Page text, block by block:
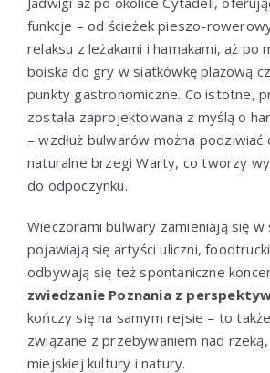
funkcje – od ścieżek pieszo-
relaksu z leżakami i hamakami, aż po
boiska do gry w siatkówkę plażową
punkty gastronomiczne. Co istotne,
została zaprojektowana z myślą o
– wzdłuż bulwarów można podziwiać
naturalne brzegi Warty, co tworzy
do odpoczynku.
Wieczorami bulwary zamieniają się
pojawiają się artyści uliczni,
odbywają się też spontaniczne
zwiedzanie Poznania z
kończy się na samym rejsie – to
związane z przebywaniem nad
miejskiej kultury i natury.